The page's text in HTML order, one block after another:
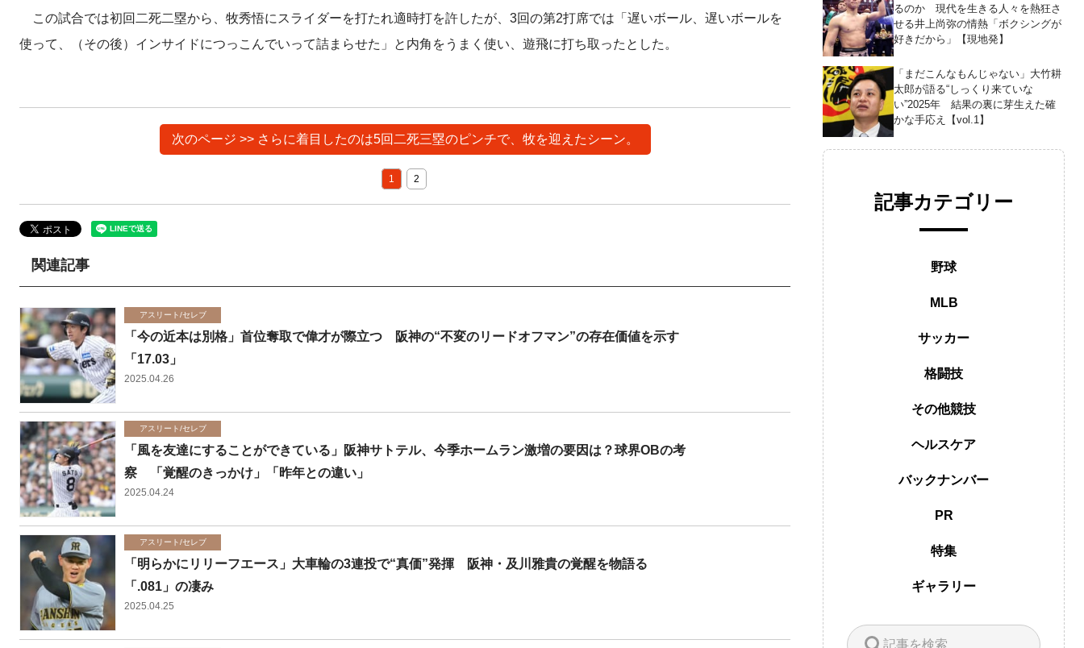
この試合では初回二死二塁から、牧秀悟にスライダーを打たれ適時打を許したが、3回の第2打席では「遅いボール、遅いボールを
使って、（その後）インサイドにつっこんでいって詰まらせた」と内角をうまく使い、遊飛に打ち取ったとした。
次のページ >> さらに着目したのは5回二死三塁のピンチで、牧を迎えたシーン。
1 2
関連記事
アスリート/セレブ
「今の近本は別格」首位奪取で偉才が際立つ 阪神の“不変のリードオフマン”の存在価値を示す
「17.03」
2025.04.26
アスリート/セレブ
「風を友達にすることができている」阪神サトテル、今季ホームラン激増の要因は？球界OBの考
察 「覚醒のきっかけ」「昨年との違い」
2025.04.24
アスリート/セレブ
「明らかにリリーフエース」大車輪の3連投で“真価”発揮 阪神・及川雅貴の覚醒を物語る
「.081」の凄み
2025.04.25
るのか 現代を生きる人々を熱狂さ
せる井上尚弥の情熱「ボクシングが
好きだから」【現地発】
「まだこんなもんじゃない」大竹耕
太郎が語る“しっくり来ていな
い”2025年 結果の裏に芽生えた確
かな手応え【vol.1】
記事カテゴリー
野球
MLB
サッカー
格闘技
その他競技
ヘルスケア
バックナンバー
PR
特集
ギャラリー